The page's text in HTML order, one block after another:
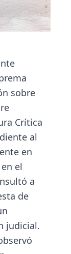
sobre
Crítica
al
en
el
a
de
judicial.